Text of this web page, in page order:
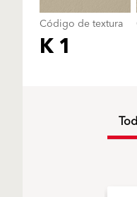
Código de textura
K 1